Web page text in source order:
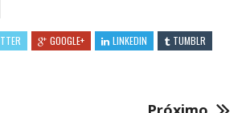
GOOGLE+ LINKEDIN
TUMBLR